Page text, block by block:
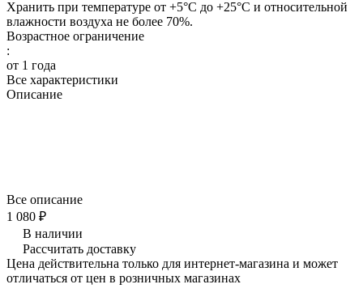
Хранить при температуре от +5°С до +25°С и относительной
влажности воздуха не более 70%.
Возрастное ограничение
:
от 1 года
Все характеристики
Описание
Все описание
1 080 ₽
В наличии
Рассчитать доставку
Цена действительна только для интернет-магазина и может
отличаться от цен в розничных магазинах